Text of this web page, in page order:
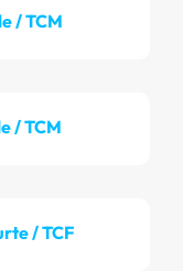
/ TCM
/ TCM
/ TCF